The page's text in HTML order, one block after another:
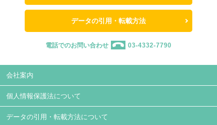
データの引用・転載方法
電話でのお問い合わせ 03-4332-7790
会社案内
個人情報保護法について
データの引用・転載方法について